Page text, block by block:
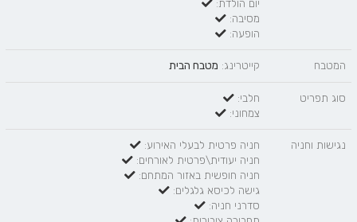
יום הולדת:
מסיבה:
הופעה:
המטבח קייטרינג: מטבח הבית
סוג תפריט
חלבי:
צמחוני:
נגישות וחניה
חניה פרטית לבעלי האירוע:
חניה יעודית\פרטית לאורחים:
חניה חופשית באזור המתחם:
גישה לכיסא גלגלים:
סדרני חניה: